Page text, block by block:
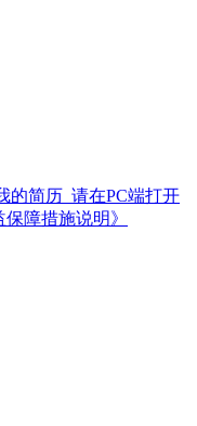
的简历 请在PC端打开
保障措施说明》